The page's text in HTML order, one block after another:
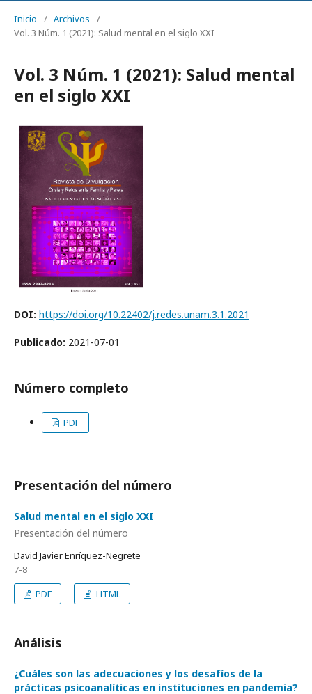
Inicio / Archivos
/
Vol. 3 Núm. 1 (2021): Salud mental en el siglo XXI
Vol. 3 Núm. 1 (2021): Salud mental
en el siglo XXI
DOI: https://doi.org/10.22402/j.redes.unam.3.1.2021
Publicado: 2021-07-01
Número completo
PDF
Presentación del número
Salud mental en el siglo XXI
Presentación del número
David Javier Enríquez-Negrete
7-8
PDF
HTML
Análisis
¿Cuáles son las adecuaciones y los desafíos de la
prácticas psicoanalíticas en instituciones en pandemia?